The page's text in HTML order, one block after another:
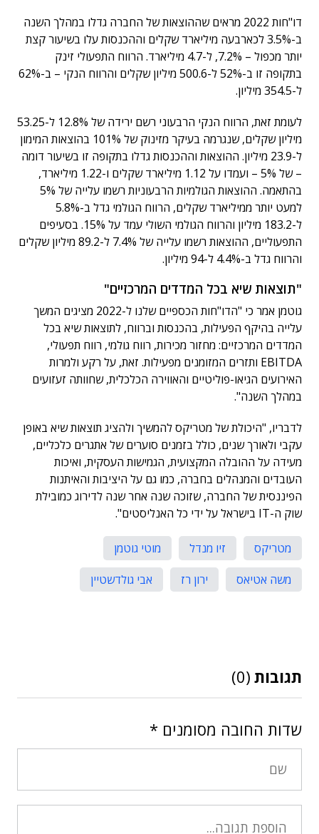
דו"חות 2022 מראים שההוצאות של החברה גדלו במהלך השנה
ב-3.5% לכארבעה מיליארד שקלים וההכנסות עלו בשיעור קצת
יותר מכפול – 7.2%, ל-4.7 מיליארד. הרווח התפעולי זינק
בתקופה זו ב-52% ל-500.6 מיליון שקלים והרווח הנקי – ב-62%
ל-354.5 מיליון.
לעומת זאת, הרווח הנקי הרבעוני רשם ירידה של 12.8% ל-53.25
מיליון שקלים, שנגרמה בעיקר מזינוק של 101% בהוצאות המימון
ל-23.9 מיליון. ההוצאות וההכנסות גדלו בתקופה זו בשיעור דומה
– של 5% – ועמדו על 1.12 מיליארד שקלים ו-1.22 מיליארד,
בהתאמה. ההוצאות הגולמיות הרבעוניות רשמו עלייה של 5%
למעט יותר ממיליארד שקלים, הרווח הגולמי גדל ב-5.8%
ל-183.2 מיליון והרווח הגולמי השולי עמד על 15%. בסעיפים
התפעוליים, ההוצאות רשמו עלייה של 7.4% ל-89.2 מיליון שקלים
והרווח גדל ב-4.4% ל-94 מיליון.
"תוצאות שיא בכל המדדים המרכזיים"
גוטמן אמר כי "הדו"חות הכספיים שלנו ל-2022 מציגים המשך
עלייה בהיקף הפעילות, בהכנסות וברווח, לתוצאות שיא בכל
המדדים המרכזיים: מחזור מכירות, רווח גולמי, רווח תפעולי,
EBITDA ותזרים המזומנים מפעילות. זאת, על רקע ולמרות
האירועים הגיאו-פוליטיים והאווירה הכלכלית, שחוותה זעזועים
במהלך השנה".
לדבריו, "היכולת של מטריקס להמשיך ולהציג תוצאות שיא באופן
עקבי ולאורך שנים, כולל בזמנים סוערים של אתגרים כלכליים,
מעידה על ההובלה המקצועית, הגמישות העסקית, ואיכות
העובדים והמנהלים בחברה, כמו גם על היציבות והאיתנות
הפיננסית של החברה, שזוכה שנה אחר שנה לדירוג כמובילת
שוק ה-IT בישראל על ידי כל האנליסטים".
מטריקס זיו מנדל
מוטי גוטמן
משה אטיאס
ירון רז אבי גולדשטיין
תגובות (0)
שדות החובה מסומנים *